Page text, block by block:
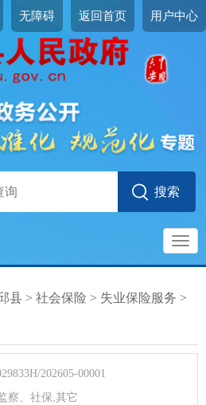
无障碍 返回首页 用户中心
县 > 社会保险 > 失业保险服务 >
202605-00001
察、社保,其它